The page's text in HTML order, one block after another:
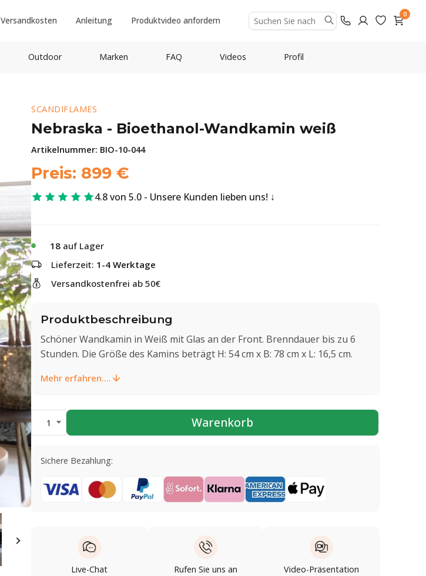
Versandkosten Anleitung Produktvideo anfordern
0
Outdoor Marken FAQ Videos Profil
SCANDIFLAMES
Nebraska - Bioethanol-Wandkamin weiß
Artikelnummer: BIO-10-044
Preis: 899 €
4.8 von 5.0 - Unsere Kunden lieben uns!
18 auf Lager
Lieferzeit: 1-4 Werktage
Versandkostenfrei ab 50€
Produktbeschreibung
Schöner Wandkamin in Weiß mit Glas an der Front. Brenndauer bis zu 6
Stunden. Die Größe des Kamins beträgt H: 54 cm x B: 78 cm x L: 16,5 cm.
Mehr erfahren....
1 Warenkorb
Sichere Bezahlung:
Live-Chat
Rufen Sie uns an
Video-Präsentation